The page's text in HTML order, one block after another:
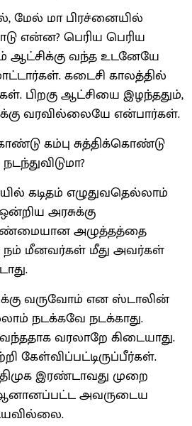
மேல் மா பிரச்னையில்
என்ன? பெரிய பெரிய
ஆட்சிக்கு வந்த உடனேயே
கடைசி காலத்தில்
பிறகு ஆட்சியை இழந்ததும்,
வரவில்லையே என்பார்கள்.
கம்பு சுத்திக்கொண்டு
கடிதம் எழுதுவதெல்லாம்
அரசுக்கு
அழுத்தத்தை
மீனவர்கள் மீது அவர்கள்
வருவோம் என ஸ்டாலின்
நடக்கவே நடக்காது.
வரலாறே கிடையாது.
கேள்விப்பட்டிருப்பீர்கள்.
இரண்டாவது முறை
ஆனானப்பட்ட அவருடைய